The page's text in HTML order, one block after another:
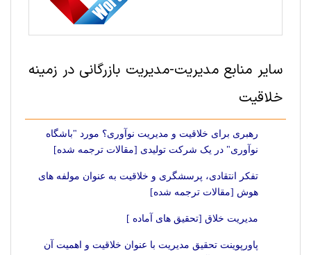
سایر منابع مديريت-مدیریت بازرگانی در زمینه
خلاقیت
رهبری برای خلاقیت و مدیریت نوآوری؟ مورد "باشگاه
نوآوری" در یک شرکت تولیدی [مقالات ترجمه شده]
تفکر انتقادی، پرسشگری و خلاقیت به عنوان مولفه های
هوش [مقالات ترجمه شده]
مديريت خلاق [تحقیق های آماده ]
پاورپوینت تحقیق مدیریت با عنوان خلاقیت و اهمیت آن